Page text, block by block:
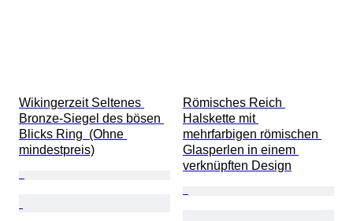
Wikingerzeit Seltenes
Bronze-Siegel des bösen
Blicks Ring  (Ohne
mindestpreis)
Römisches Reich
Halskette mit
mehrfarbigen römischen
Glasperlen in einem
verknüpften Design